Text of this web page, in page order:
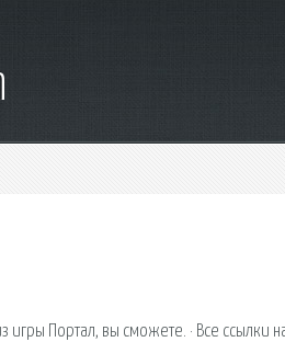
Портал, вы сможете. · Все ссылки